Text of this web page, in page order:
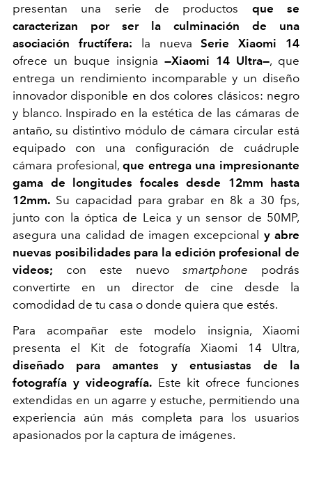
presentan una serie de productos que se
caracterizan por ser la culminación de una
asociación fructífera: la nuevaSerie Xiaomi 14
ofrece un buque insignia —Xiaomi 14 Ultra—, que
entrega un rendimiento incomparable y un diseño
innovador disponible en dos colores clásicos: negro
y blanco. Inspirado en la estética de las cámaras de
antaño, su distintivo módulo de cámara circular está
equipado con una configuración de cuádruple
cámara profesional,que entrega una impresionante
gama de longitudes focales desde 12mm hasta
12mm. Su capacidad para grabar en 8k a 30 fps,
junto con la óptica de Leica y un sensor de 50MP,
asegura una calidad de imagen excepcional y abre
nuevas posibilidades para la edición profesional de
videos; con este nuevo smartphone podrás
convertirte en un director de cine desde la
comodidad de tu casa o donde quiera que estés.
Para acompañar este modelo insignia, Xiaomi
presenta el Kit de fotografía Xiaomi 14 Ultra,
diseñado para amantes y entusiastas de la
fotografía y videografía.Este kit ofrece funciones
extendidas en un agarre y estuche, permitiendo una
experiencia aún más completa para los usuarios
apasionados por la captura de imágenes.